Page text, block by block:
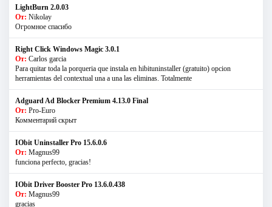
LightBurn 2.0.03
От: Nikolay
Огромное спасибо
Right Click Windows Magic 3.0.1
От: Carlos garcia
Para quitar toda la porqueria que instala en hibituninstaller (gratuito) opcion
herramientas del contextual una a una las eliminas. Totalmente
Adguard Ad Blocker Premium 4.13.0 Final
От: Pro-Euro
Комментарий скрыт
IObit Uninstaller Pro 15.6.0.6
От: Magnus99
funciona perfecto, gracias!
IObit Driver Booster Pro 13.6.0.438
От: Magnus99
gracias